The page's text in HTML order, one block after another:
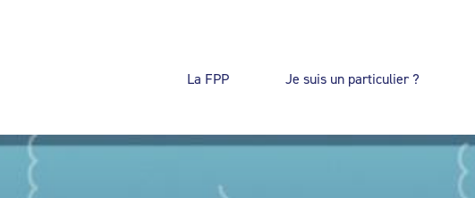
La FPP Je suis un particulier ?